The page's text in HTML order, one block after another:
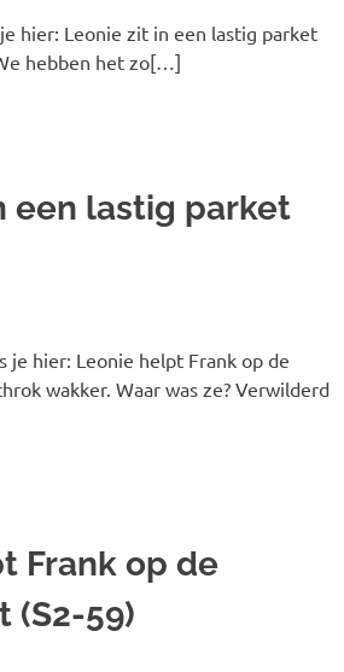
hier: Leonie zit in een lastig parket
hebben het zo[…]
een lastig parket
je hier: Leonie helpt Frank op de
wakker. Waar was ze? Verwilderd
Frank op de
(S2-59)